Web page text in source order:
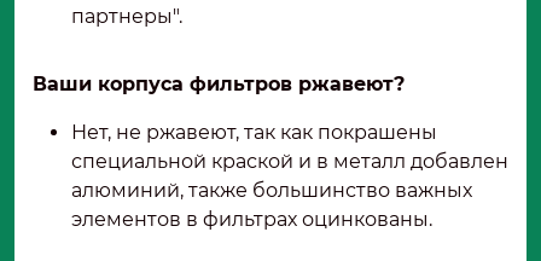
партнеры".
Ваши корпуса фильтров ржавеют?
Нет, не ржавеют, так как покрашены
специальной краской и в металл добавлен
алюминий, также большинство важных
элементов в фильтрах оцинкованы.